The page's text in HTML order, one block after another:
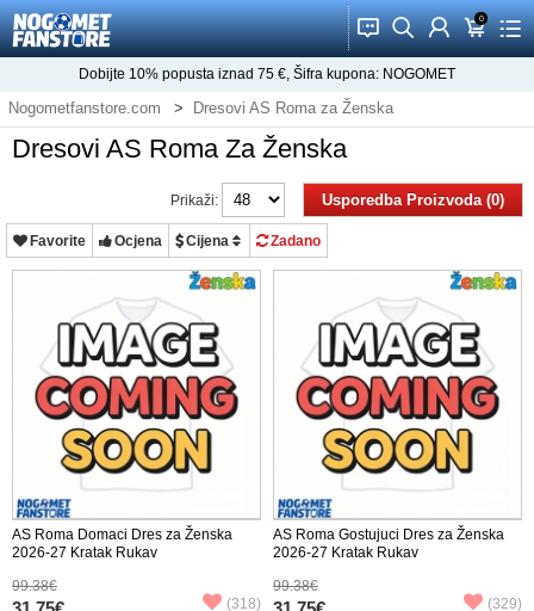
󰂱 󰂨 󰃳 0
󰃦 󰃖
Dobijte 10% popusta iznad 75 €, Šifra kupona: NOGOMET
Nogometfanstore.com Dresovi AS Roma za Ženska
Dresovi AS Roma Za Ženska
Usporedba Proizvoda (0)
Prikaži:
Favorite Ocjena Cijena Zadano
AS Roma Domaci Dres za Ženska
2026-27 Kratak Rukav
99.38€
(318)
AS Roma Gostujuci Dres za Ženska
2026-27 Kratak Rukav
99.38€
(329)